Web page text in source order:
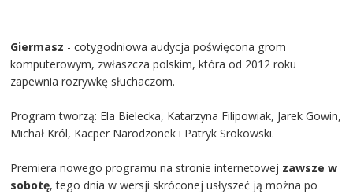
Giermasz - cotygodniowa audycja poświęcona grom
komputerowym, zwłaszcza polskim, która od 2012 roku
zapewnia rozrywkę słuchaczom.
Program tworzą: Ela Bielecka, Katarzyna Filipowiak, Jarek Gowin,
Michał Król, Kacper Narodzonek i Patryk Srokowski.
Premiera nowego programu na stronie internetowej zawsze w
sobotę, tego dnia w wersji skróconej usłyszeć ją można po